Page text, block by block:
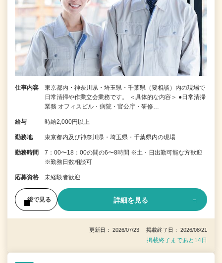
仕事内容
東京都内・神奈川県・埼玉県・千葉県（要相談）内の現場で
日常清掃や作業立会業務です。 ＜具体的な内容＞ ●日常清掃
業務 オフィスビル・病院・官公庁・研修…
給与 時給2,000円以上
勤務地 東京都内及び神奈川県・埼玉県・千葉県内の現場
勤務時間
7：00〜18：00の間の6〜8時間 ※土・日出勤可能な方歓迎
※勤務日数相談可
応募資格 未経験者歓迎
後で見る 詳細を見る
更新日： 2026/07/23 掲載終了日： 2026/08/21
掲載終了まであと14日